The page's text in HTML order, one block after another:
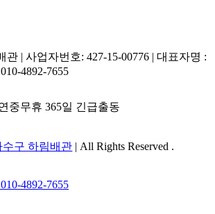
| 사업자번호: 427-15-00776 | 대표자명 :
4892-7655
중무휴 365일 긴급출동
수구 하림배관 | All Rights Reserved .
4892-7655